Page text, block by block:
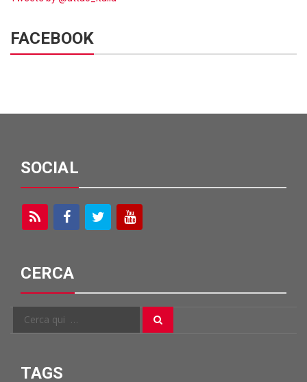
FACEBOOK
SOCIAL
CERCA
Cerca
TAGS